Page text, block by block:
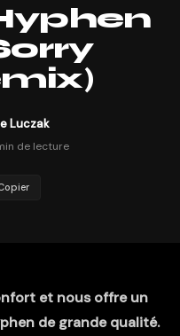
Luczak
de lecture
et nous offre un
de grande qualité.